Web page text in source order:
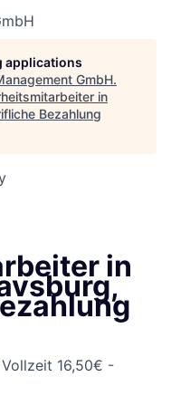
applications
GmbH.
in
Bezahlung
in
Vollzeit 16,50€ -